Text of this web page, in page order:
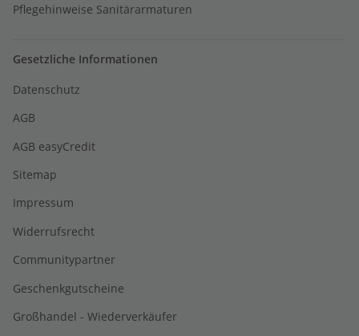
Pflegehinweise Sanitärarmaturen
Gesetzliche Informationen
Datenschutz
AGB
AGB easyCredit
Sitemap
Impressum
Widerrufsrecht
Communitypartner
Geschenkgutscheine
Großhandel - Wiederverkäufer